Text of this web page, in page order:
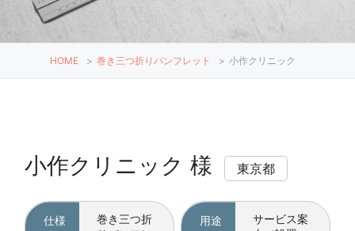
HOME > 巻き三つ折りパンフレット > 小作クリニック
小作クリニック 様 東京都
仕様
巻き三つ折
用途
サービス案